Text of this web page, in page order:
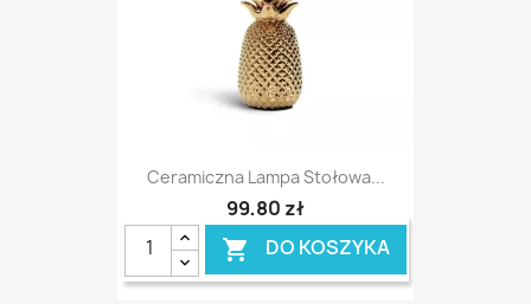
Ceramiczna Lampa Stołowa...
99,80 zł
 DO KOSZYKA